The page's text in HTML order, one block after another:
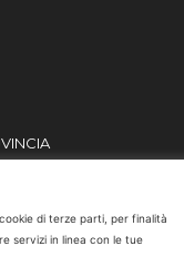
di terze parti, per finalità
servizi in linea con le tue